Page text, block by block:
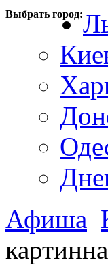
Выбрать город:
Афиша